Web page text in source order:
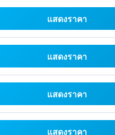
แสดงราคา
แสดงราคา
แสดงราคา
แสดงราคา